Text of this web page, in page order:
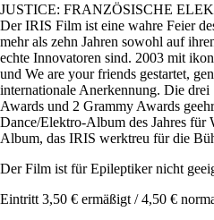
JUSTICE: FRANZÖSISCHE
Der IRIS Film ist eine wahre Feier
mehr als zehn Jahren sowohl auf
echte Innovatoren sind. 2003 mit
und We are your friends gestartet,
internationale Anerkennung. Die
Awards und 2 Grammy Awards
Dance/Elektro-Album des Jahres
Album, das IRIS werktreu für die
Der Film ist für Epileptiker nicht
Eintritt 3,50 € ermäßigt / 4,50 €